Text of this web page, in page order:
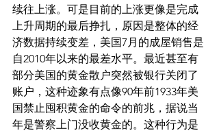
续往上涨。可是目前的上涨更像是完成
上升周期的最后挣扎，原因是整体的经
济数据持续变差，美国7月的成屋销售是
自2010年以来的最差水平。最近甚至有
部分美国的黄金散户突然被银行关闭了
账户，这种迹象有点像90年前1933年美
国禁止囤积黄金的命令的前兆，据说当
年是警察上门没收黄金的。这种行为是